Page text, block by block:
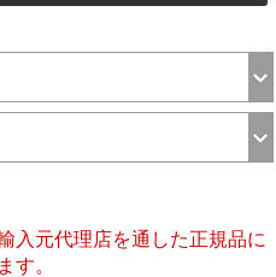
入元代理店を通した正規品に
す。